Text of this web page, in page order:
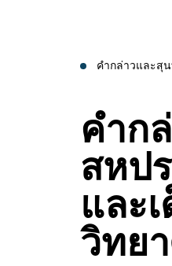
คำกล่าวและสุ
คำก
สหป
และ
วิทย